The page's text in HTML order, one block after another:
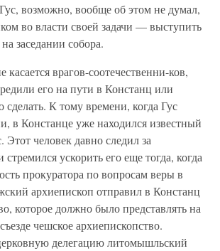
возможно, вообще об этом не думал,
во власти своей задачи — выступить
заседании собора.
касается врагов-соотечественни-ков,
его на пути в Констанц или
сделать. К тому времени, когда Гус
в Констанце уже находился известный
человек давно следил за
ускорить его еще тогда, когда
прокуратора по вопросам веры в
архиепископ отправил в Констанц
которое должно было представлять на
чешское архиепископство.
делегацию литомышльский